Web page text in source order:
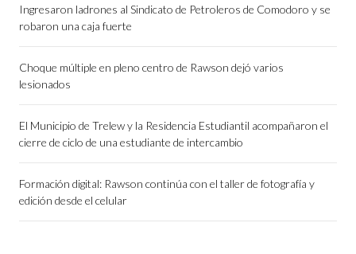
Ingresaron ladrones al Sindicato de Petroleros de Comodoro y se
robaron una caja fuerte
Choque múltiple en pleno centro de Rawson dejó varios
lesionados
El Municipio de Trelew y la Residencia Estudiantil acompañaron el
cierre de ciclo de una estudiante de intercambio
Formación digital: Rawson continúa con el taller de fotografía y
edición desde el celular